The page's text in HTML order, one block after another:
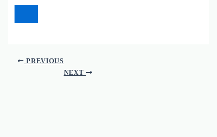
PREVIOUS
NEXT